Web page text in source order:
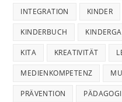
INTEGRATION KINDER
KINDERBUCH
KITA KREATIVITÄT
MEDIENKOMPETENZ
PRÄVENTION